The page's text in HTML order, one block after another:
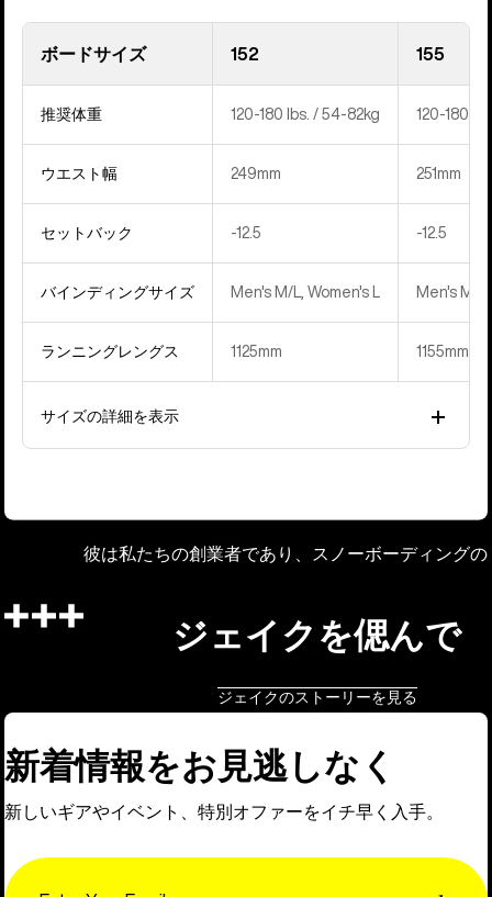
ボードサイズ 152 155
推奨体重 120-180 lbs. / 54-82kg 120-180
ウエスト幅 249mm 251mm
セットバック ‍-12.5 ‍-12.5
バインディングサイズ Men's M/L, Women's L Men's M/
ランニングレングス 1125mm 1155mm
サイズの詳細を表示
彼は私たちの創業者であり、スノーボーディング
ジェイクを偲んで
ジェイクのストーリーを見る
新着情報をお見逃しなく
新しいギアやイベント、特別オファーをイチ早く入手。